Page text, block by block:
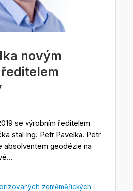
novým
se výrobním ředitelem
stal Ing. Petr Pavelka. Petr
absolventem geodézie na
zeměměřických